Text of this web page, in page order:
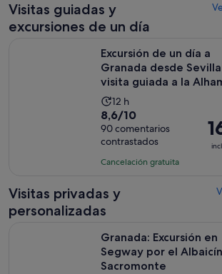
Visitas guiadas y
excursiones de un día
Excursión de un día a
Granada desde
visita guiada a la
La
duración
de
la
actividad
de
12 h
8.6
sobre
10
con
comentarios
8,6/10
90 comentarios
contrastados
Cancelación gratuita
El
es
Visitas privadas y
personalizadas
Granada: Excursión en
Segway por el
Sacromonte